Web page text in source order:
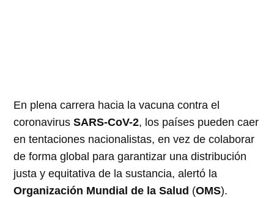
En plena carrera hacia la vacuna contra el
coronavirusSARS-CoV-2, los países pueden caer
en tentaciones nacionalistas, en vez de colaborar
de forma global para garantizar una distribución
justa y equitativa de la sustancia, alertó la
Organización Mundial de la Salud (OMS).